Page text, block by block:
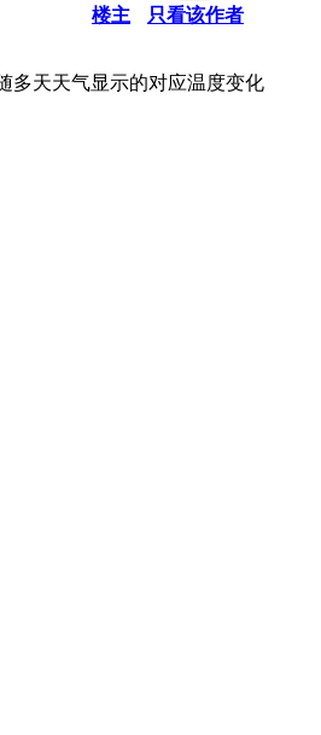
楼主
只看该作者
多天天气显示的对应温度变化